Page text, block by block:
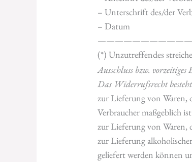
– Unterschrift des/der
– Datum
(*) Unzutreffendes
Ausschluss bzw.
Das Widerrufsrecht
zur Lieferung von Waren,
Verbraucher maßgeblich
zur Lieferung von Waren,
zur Lieferung
geliefert werden können